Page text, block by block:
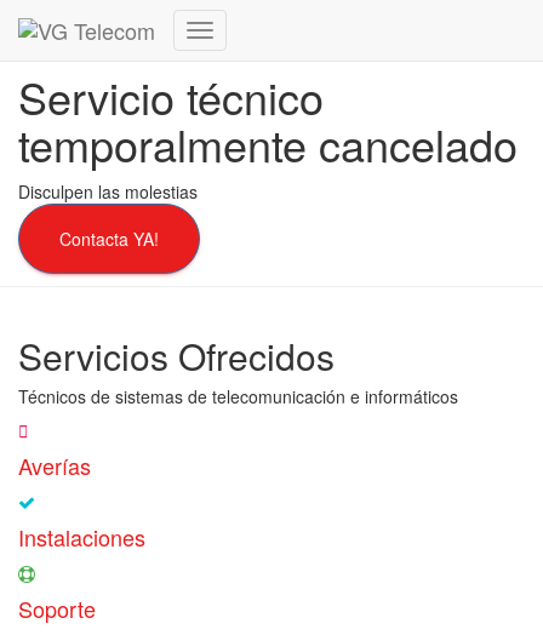
Cambiar
de
navegación
Servicio técnico
temporalmente cancelado
Disculpen las molestias
Contacta YA!
Servicios Ofrecidos
Técnicos de sistemas de telecomunicación e informáticos
Averías
Instalaciones
Soporte